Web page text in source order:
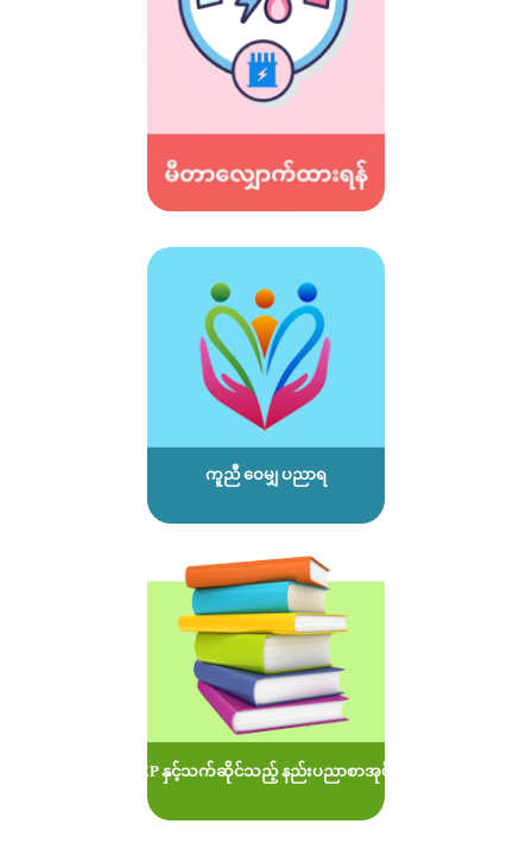
ကူညီ ဝေမျှ ပညာရ
MOEP နှင့်သက်ဆိုင်သည့် နည်းပညာစာအုပ်များ